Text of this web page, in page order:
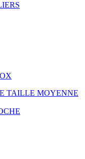
TAILLE MOYENNE